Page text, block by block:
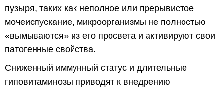
пузыря, таких как неполное или прерывистое
мочеиспускание, микроорганизмы не полностью
«вымываются» из его просвета и активируют свои
патогенные свойства.
Сниженный иммунный статус и длительные
гиповитаминозы приводят к внедрению